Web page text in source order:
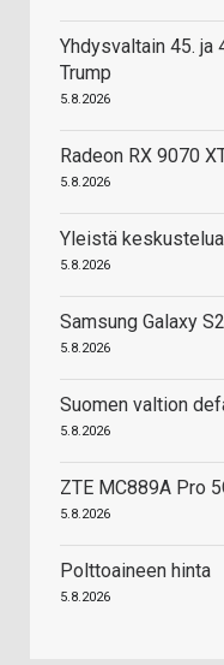
Yhdysvaltain 45. ja
Trump
5.8.2026
Radeon RX 9070
5.8.2026
Yleistä
5.8.2026
Samsung Galaxy
5.8.2026
Suomen valtion
5.8.2026
ZTE MC889A Pro
5.8.2026
Polttoaineen hinta
5.8.2026